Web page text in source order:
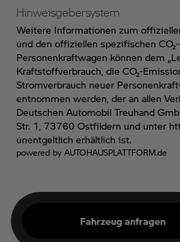
Fahrzeug anfragen
Hinweisgebersystem
Weitere Informationen zum
und den offiziellen spezifischen
Personenkraftwagen können dem
Kraftstoffverbrauch, die CO₂-
Stromverbrauch neuer
entnommen werden, der an allen
Deutschen Automobil Treuhand
Str. 1, 73760 Ostfildern und unter
unentgeltlich erhältlich ist.
powered by AUTOHAUSPLATTFORM.de